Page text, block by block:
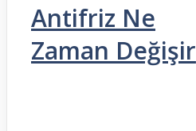
Antifriz Ne
Zaman Değişir